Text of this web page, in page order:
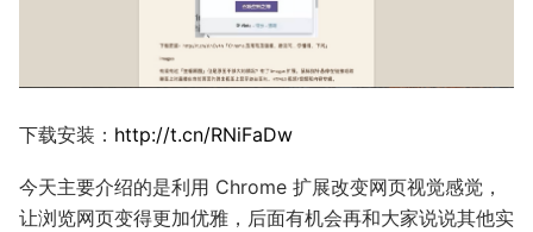
下载安装： http://t.cn/RNiFaDw
今天主要介绍的是利用 Chrome 扩展改变网页视觉感觉，
让浏览网页变得更加优雅，后面有机会再和大家说说其他实